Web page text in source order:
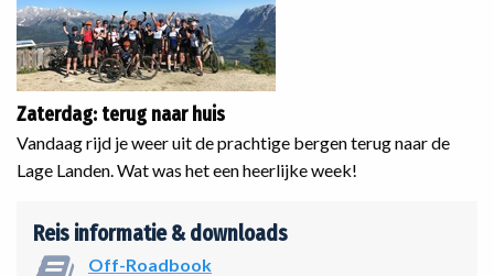
Zaterdag: terug naar huis
Vandaag rijd je weer uit de prachtige bergen terug naar de
Lage Landen. Wat was het een heerlijke week!
Reis informatie & downloads
Off-Roadbook